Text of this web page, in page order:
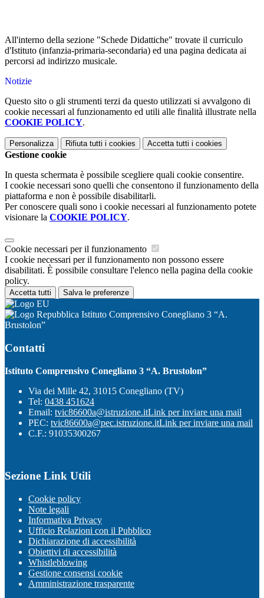
All'interno della sezione "Schede Didattiche" trovate il curriculo
d'Istituto (infanzia-primaria-secondaria) ed una pagina dedicata ai
percorsi ad indirizzo musicale.
Notizie
Questo sito o gli strumenti terzi da questo utilizzati si avvalgono di
cookie necessari al funzionamento ed utili alle finalità illustrate nella
COOKIE POLICY.
Personalizza Rifiuta tutti i cookies Accetta tutti i cookies
Gestione cookie
In questa schermata è possibile scegliere quali cookie consentire.
I cookie necessari sono quelli che consentono il funzionamento della
piattaforma e non è possibile disabilitarli.
Per conoscere quali sono i cookie necessari al funzionamento potete
visionare la COOKIE POLICY.
Cookie necessari per il funzionamento
I cookie necessari per il funzionamento non possono essere
disabilitati. È possibile consultare l'elenco nella pagina della cookie
policy.
Accetta tutti Salva le preferenze
Istituto Comprensivo Conegliano 3 “A.
Brustolon”
Contatti
Istituto Comprensivo Conegliano 3 “A. Brustolon”
Via dei Mille 42, 31015 Conegliano (TV)
Tel: 0438 451624
Email: tvic86600a@istruzione.itLink per inviare una mail
PEC: tvic86600a@pec.istruzione.itLink per inviare una mail
C.F.: 91035300267
Sezione Link Utili
Cookie policy
Note legali
Informativa Privacy
Ufficio Relazioni con il Pubblico
Dichiarazione di accessibilità
Obiettivi di accessibilità
Whistleblowing
Gestione consensi cookie
Amministrazione trasparente